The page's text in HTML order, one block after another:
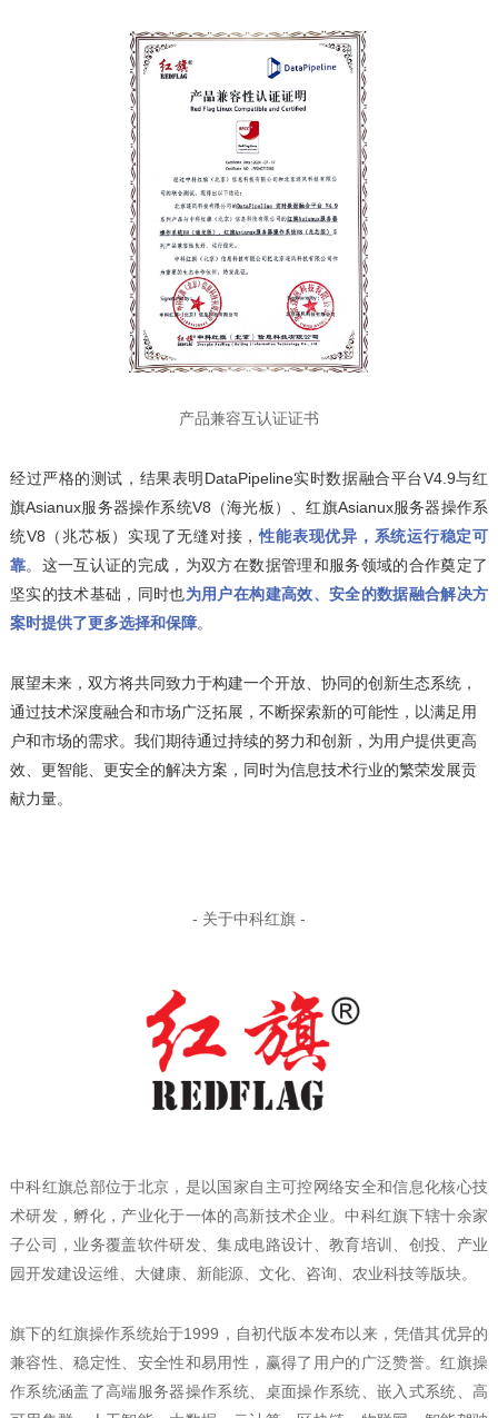
产品兼容互认证证书
经过严格的测试，结果表明DataPipeline实时数据融合平台V4.9与红
旗Asianux服务器操作系统V8（海光板）、红旗Asianux服务器操作系
统V8（兆芯板）实现了无缝对接，性能表现优异，系统运行稳定可
靠。这一互认证的完成，为双方在数据管理和服务领域的合作奠定了
坚实的技术基础，同时也为用户在构建高效、安全的数据融合解决方
案时提供了更多选择和保障。
展望未来，双方将共同致力于构建一个开放、协同的创新生态系统，
通过技术深度融合和市场广泛拓展，不断探索新的可能性，以满足用
户和市场的需求。我们期待通过持续的努力和创新，为用户提供更高
效、更智能、更安全的解决方案，同时为信息技术行业的繁荣发展贡
献力量。
- 关于中科红旗 -
中科红旗总部位于北京，是以国家自主可控网络安全和信息化核心技
术研发，孵化，产业化于一体的高新技术企业。中科红旗下辖十余家
子公司，业务覆盖软件研发、集成电路设计、教育培训、创投、产业
园开发建设运维、大健康、新能源、文化、咨询、农业科技等版块。
旗下的红旗操作系统始于1999，自初代版本发布以来，凭借其优异的
兼容性、稳定性、安全性和易用性，赢得了用户的广泛赞誉。红旗操
作系统涵盖了高端服务器操作系统、桌面操作系统、嵌入式系统、高